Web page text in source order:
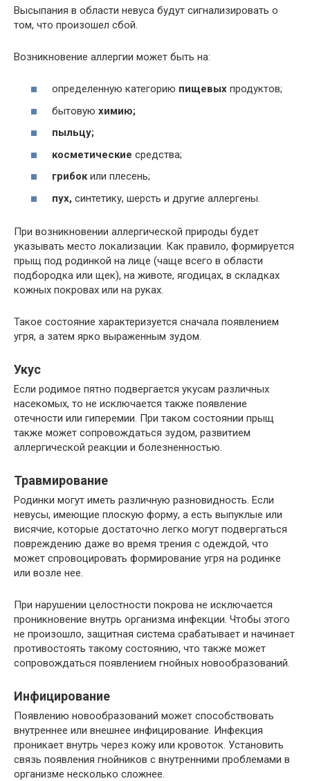
Высыпания в области невуса будут сигнализировать о
том, что произошел сбой.
Возникновение аллергии может быть на:
определенную категорию пищевых продуктов;
бытовую химию;
пыльцу;
косметические средства;
грибокили плесень;
пух, синтетику, шерсть и другие аллергены.
При возникновении аллергической природы будет
указывать место локализации. Как правило, формируется
прыщ под родинкой на лице (чаще всего в области
подбородка или щек), на животе, ягодицах, в складках
кожных покровах или на руках.
Такое состояние характеризуется сначала появлением
угря, а затем ярко выраженным зудом.
Укус
Если родимое пятно подвергается укусам различных
насекомых, то не исключается также появление
отечности или гиперемии. При таком состоянии прыщ
также может сопровождаться зудом, развитием
аллергической реакции и болезненностью.
Травмирование
Родинки могут иметь различную разновидность. Если
невусы, имеющие плоскую форму, а есть выпуклые или
висячие, которые достаточно легко могут подвергаться
повреждению даже во время трения с одеждой, что
может спровоцировать формирование угря на родинке
или возле нее.
При нарушении целостности покрова не исключается
проникновение внутрь организма инфекции. Чтобы этого
не произошло, защитная система срабатывает и начинает
противостоять такому состоянию, что также может
сопровождаться появлением гнойных новообразований.
Инфицирование
Появлению новообразований может способствовать
внутреннее или внешнее инфицирование. Инфекция
проникает внутрь через кожу или кровоток. Установить
связь появления гнойников с внутренними проблемами в
организме несколько сложнее.